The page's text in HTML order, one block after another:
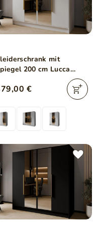
mit
200 cm Lucca
Weiß mit goldenen Griffen
€